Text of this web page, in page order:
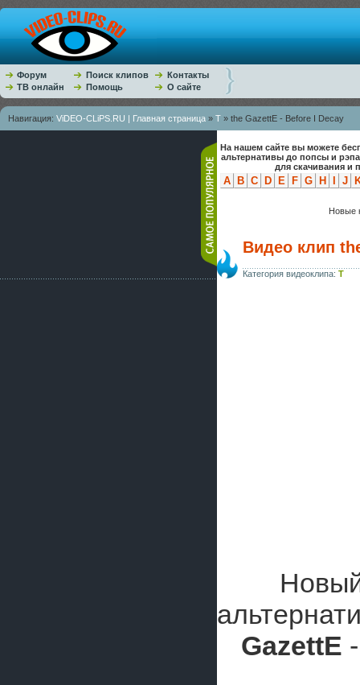
Форум Поиск клипов
Контакты
ТВ онлайн
Помощь О сайте
Навигация: ViDEO-CLiPS.RU | Главная страница » T » the GazettE - Before I Decay
На нашем сайте вы можете
альтернативы до попсы и
для скачивания и
A B C D E F G H J
Новые
Видео клип
Категория видеоклипа: T
GazettE